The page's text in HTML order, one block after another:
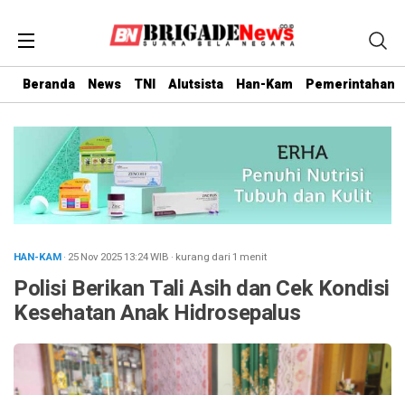
Beranda News TNI Alutsista Han-Kam Pemerintahan
HAN-KAM· 25 Nov 202513:24WIB · kurang dari 1 menit
Polisi Berikan Tali Asih dan Cek Kondisi
Kesehatan Anak Hidrosepalus